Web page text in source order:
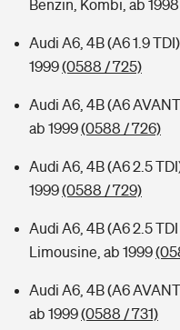
Benzin, Kombi, ab 1998
Audi A6, 4B (A6 1.9
1999(0588 / 725)
Audi A6, 4B (A6
ab 1999(0588 / 726)
Audi A6, 4B (A6 2.5
1999(0588 / 729)
Audi A6, 4B (A6 2.5
Limousine, ab 1999
Audi A6, 4B (A6
ab 1999(0588 / 731)